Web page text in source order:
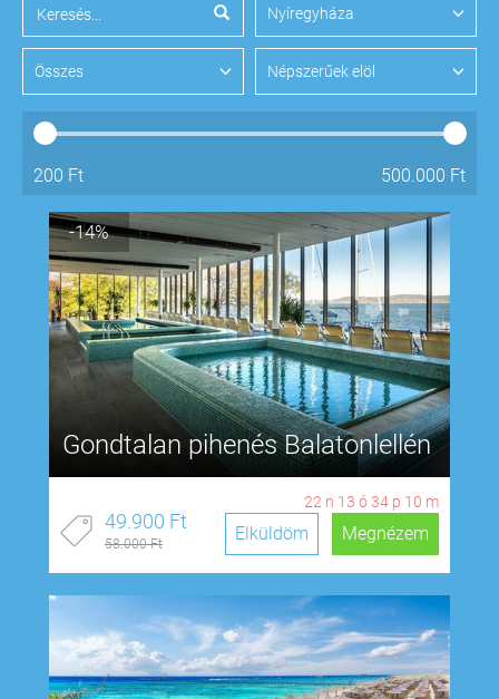
Nyíregyháza
Összes Népszerűek elöl
200 Ft 500.000 Ft
-14%
Gondtalan pihenés Balatonlellén
22 n13ó34 p9 m
49.900 Ft
58.000 Ft Megnézem
Elküldöm